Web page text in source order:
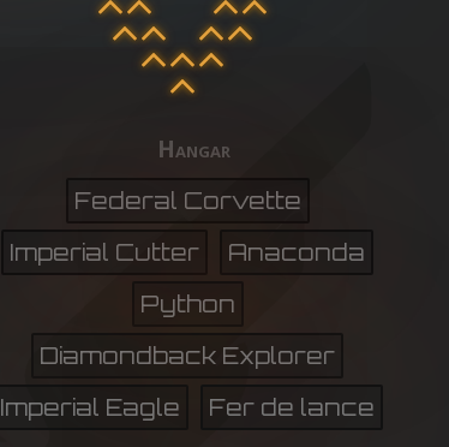
Hangar
Federal Corvette
Imperial Cutter
Anaconda
Python
Diamondback Explorer
Imperial Eagle
Fer de lance